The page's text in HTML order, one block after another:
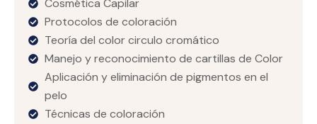
Cosmética Capilar
Protocolos de coloración
Teoría del color circulo cromático
Manejo y reconocimiento de cartillas de Color
Aplicación y eliminación de pigmentos en el
pelo
Técnicas de coloración